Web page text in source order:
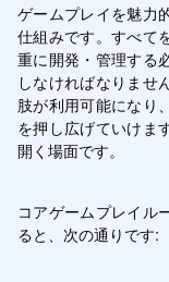
ゲームプレイを魅力
仕組みです。すべて
重に開発・管理する
しなければなりませ
肢が利用可能になり
を押し広げていけま
開く場面です。
コアゲームプレイル
ると、次の通りです: